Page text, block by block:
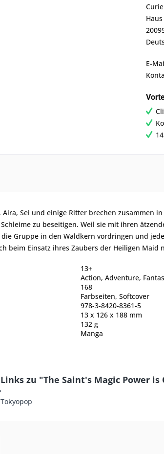
E-
Sei und einige Ritter brechen zusammen
zu beseitigen. Weil sie mit ihren
Gruppe in den Waldkern vordringen und
beim Einsatz ihres Zaubers der Heiligen
13+
Action, Adventure,
168
Farbseiten, Softcover
978-3-8420-8361-5
13 x 126 x 188 mm
132 g
Manga
zu "The Saint's Magic Power